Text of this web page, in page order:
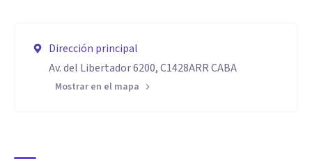
Dirección principal
Av. del Libertador 6200, C1428ARR CABA
Mostrar en el mapa